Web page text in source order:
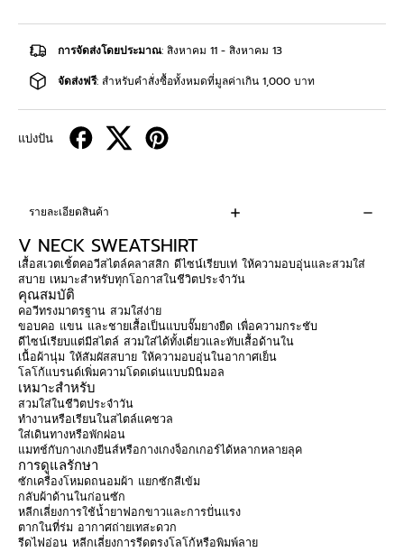
การจัดส่งโดยประมาณ: สิงหาคม 11 - สิงหาคม 13
จัดส่งฟรี: สำหรับคำสั่งซื้อทั้งหมดที่มูลค่าเกิน 1,000 บาท
แบ่งปัน
รายละเอียดสินค้า
V NECK SWEATSHIRT
เสื้อสเวตเชิ้ตคอวีสไตล์คลาสสิก ดีไซน์เรียบเท่ ให้ความอบอุ่นและสวมใส่
สบาย เหมาะสำหรับทุกโอกาสในชีวิตประจำวัน
คุณสมบัติ
คอวีทรงมาตรฐาน สวมใส่ง่าย
ขอบคอ แขน และชายเสื้อเป็นแบบจั๊มยางยืด เพื่อความกระชับ
ดีไซน์เรียบแต่มีสไตล์ สวมใส่ได้ทั้งเดี่ยวและทับเสื้อด้านใน
เนื้อผ้านุ่ม ให้สัมผัสสบาย ให้ความอบอุ่นในอากาศเย็น
โลโก้แบรนด์เพิ่มความโดดเด่นแบบมินิมอล
เหมาะสำหรับ
สวมใส่ในชีวิตประจำวัน
ทำงานหรือเรียนในสไตล์แคชวล
ใส่เดินทางหรือพักผ่อน
แมทช์กับกางเกงยีนส์หรือกางเกงจ็อกเกอร์ได้หลากหลายลุค
การดูแลรักษา
ซักเครื่องโหมดถนอมผ้า แยกซักสีเข้ม
กลับผ้าด้านในก่อนซัก
หลีกเลี่ยงการใช้น้ำยาฟอกขาวและการปั่นแรง
ตากในที่ร่ม อากาศถ่ายเทสะดวก
รีดไฟอ่อน หลีกเลี่ยงการรีดตรงโลโก้หรือพิมพ์ลาย